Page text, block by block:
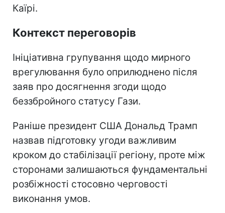
Каїрі.
Контекст переговорів
Ініціативна групування щодо мирного
врегулювання було оприлюднено після
заяв про досягнення згоди щодо
беззбройного статусу Гази.
Раніше президент США Дональд Трамп
назвав підготовку угоди важливим
кроком до стабілізації регіону, проте між
сторонами залишаються фундаментальні
розбіжності стосовно черговості
виконання умов.